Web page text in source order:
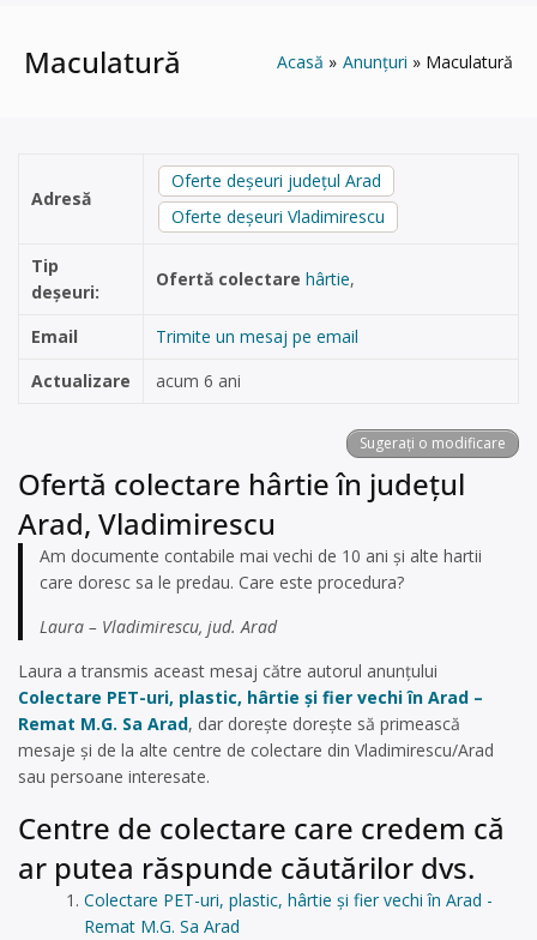
Maculatură Acasă Anunțuri Maculatură
Adresă
Oferte deșeuri județul Arad
Oferte deșeuri Vladimirescu
Tip
deșeuri:
Ofertă colectare hârtie,
Email
Trimite un mesaj pe email
Actualizare
acum 6 ani
Sugerați o modificare
Ofertă colectare hârtie în județul
Arad, Vladimirescu
Am documente contabile mai vechi de 10 ani și alte hartii
care doresc sa le predau. Care este procedura?
Laura – Vladimirescu, jud. Arad
Laura a transmis aceast mesaj către autorul anunțului
Colectare PET-uri, plastic, hârtie și fier vechi în Arad –
Remat M.G. Sa Arad, dar dorește dorește să primească
mesaje și de la alte centre de colectare din Vladimirescu/Arad
sau persoane interesate.
Centre de colectare care credem că
ar putea răspunde căutărilor dvs.
Colectare PET-uri, plastic, hârtie și fier vechi în Arad -
Remat M.G. Sa Arad